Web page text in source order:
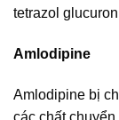
tetrazol
Amlodipine
Amlodipine bị
các chất